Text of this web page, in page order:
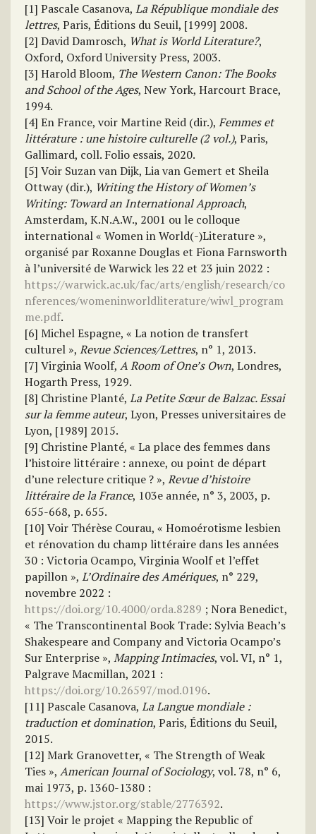
[1] Pascale Casanova, La République mondiale des
lettres, Paris, Éditions du Seuil, [1999] 2008.
[2] David Damrosch, What is World Literature?,
Oxford, Oxford University Press, 2003.
[3] Harold Bloom, The Western Canon: The Books
and School of the Ages, New York, Harcourt Brace,
1994.
[4] En France, voir Martine Reid (dir.), Femmes et
littérature : une histoire culturelle (2 vol.), Paris,
Gallimard, coll. Folio essais, 2020.
[5] Voir Suzan van Dijk, Lia van Gemert et Sheila
Ottway (dir.), Writing the History of Women’s
Writing: Toward an International Approach,
Amsterdam, K.N.A.W., 2001 ou le colloque
international « Women in World(-)Literature »,
organisé par Roxanne Douglas et Fiona Farnsworth
à l’université de Warwick les 22 et 23 juin 2022 :
https://warwick.ac.uk/fac/arts/english/research/co
nferences/womeninworldliterature/wiwl_program
me.pdf.
[6] Michel Espagne, « La notion de transfert
culturel », Revue Sciences/Lettres, n° 1, 2013.
[7] Virginia Woolf, A Room of One’s Own, Londres,
Hogarth Press, 1929.
[8] Christine Planté, La Petite Sœur de Balzac. Essai
sur la femme auteur, Lyon, Presses universitaires de
Lyon, [1989] 2015.
[9] Christine Planté, « La place des femmes dans
l’histoire littéraire : annexe, ou point de départ
d’une relecture critique ? », Revue d’histoire
littéraire de la France, 103e année, n° 3, 2003, p.
655-668, p. 655.
[10] Voir Thérèse Courau, « Homoérotisme lesbien
et rénovation du champ littéraire dans les années
30 : Victoria Ocampo, Virginia Woolf et l’effet
papillon », L’Ordinaire des Amériques, n° 229,
novembre 2022 :
https://doi.org/10.4000/orda.8289 ; Nora Benedict,
« The Transcontinental Book Trade: Sylvia Beach’s
Shakespeare and Company and Victoria Ocampo’s
Sur Enterprise », Mapping Intimacies, vol. VI, n° 1,
Palgrave Macmillan, 2021 :
https://doi.org/10.26597/mod.0196.
[11] Pascale Casanova, La Langue mondiale :
traduction et domination, Paris, Éditions du Seuil,
2015.
[12] Mark Granovetter, « The Strength of Weak
Ties », American Journal of Sociology, vol. 78, n° 6,
mai 1973, p. 1360-1380 :
https://www.jstor.org/stable/2776392.
[13] Voir le projet « Mapping the Republic of